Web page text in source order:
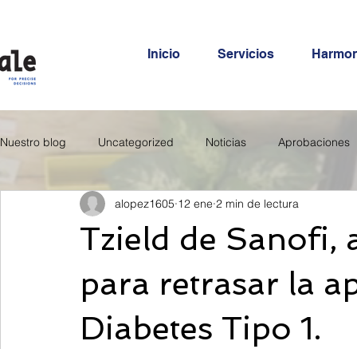
Inicio Servicios
Nuestro blog Uncategorized Noticias Aprobaciones
Tzield de Sanofi,
para retrasar la
Diabetes Tipo 1.
alopez1605 12 ene 2 min de lectura